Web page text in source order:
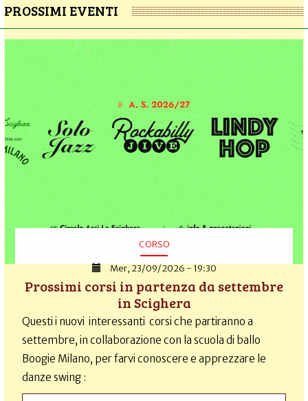
PROSSIMI EVENTI
CORSO
Mer, 23/09/2026 - 19:30
Prossimi corsi in partenza da settembre
in Scighera
Questi i nuovi interessanti corsi che partiranno a
settembre, in collaborazione con la scuola di ballo
Boogie Milano, per farvi conoscere e apprezzare le
danze swing :